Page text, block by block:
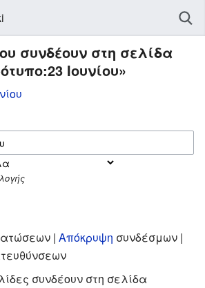
συνδέουν στη σελίδα
Ιουνίου»
| Απόκρυψη συνδέσμων |
συνδέουν στη σελίδα